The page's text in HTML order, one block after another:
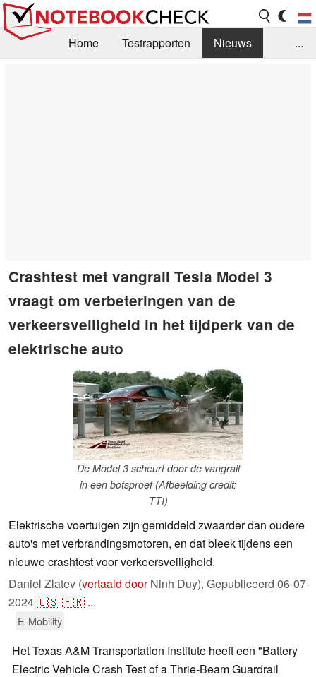
Home Testrapporten
Nieuws
...
Crashtest met vangrail Tesla Model 3
vraagt om verbeteringen van de
verkeersveiligheid in het tijdperk van de
elektrische auto
De Model 3 scheurt door de vangrail
in een botsproef (Afbeelding credit:
TTI)
Elektrische voertuigen zijn gemiddeld zwaarder dan oudere
auto's met verbrandingsmotoren, en dat bleek tijdens een
nieuwe crashtest voor verkeersveiligheid.
Daniel Zlatev (vertaald doorNinh Duy), Gepubliceerd 06-07-
2024🇺🇸🇫🇷 ...
E-Mobility
Het Texas A&M Transportation Institute heeft een "Battery
Electric Vehicle Crash Test of a Thrie-Beam Guardrail